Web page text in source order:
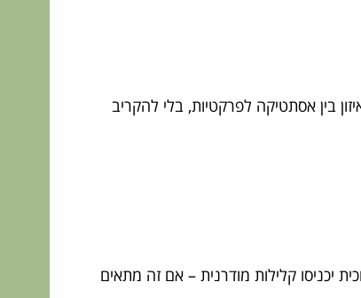
בין אסתטיקה לפרקטיות, בלי להקריב
יכניסו קלילות מודרנית – אם זה מתאים